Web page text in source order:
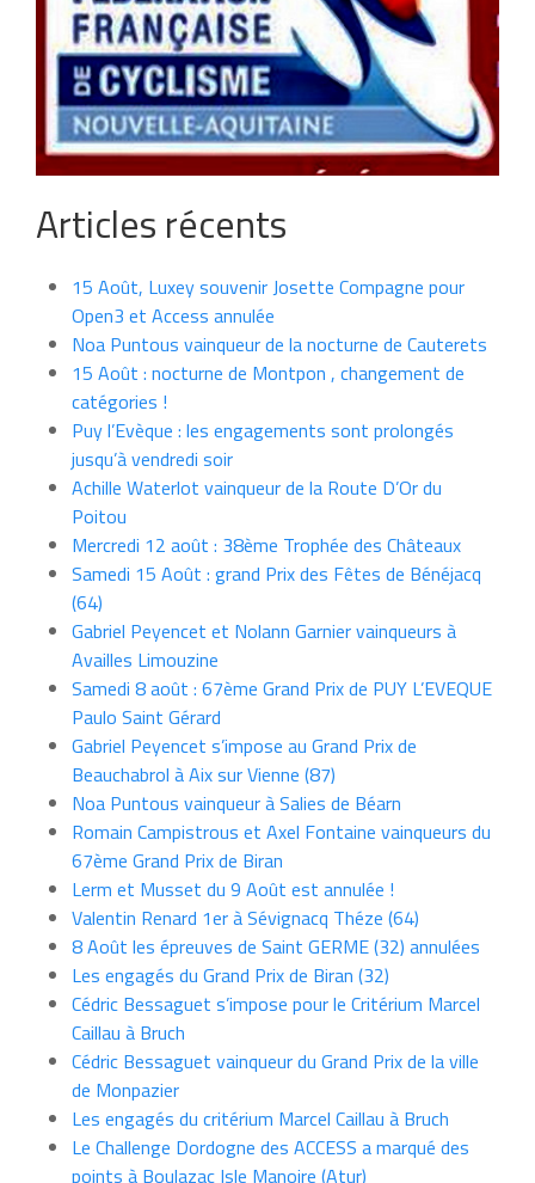
Articles récents
15 Août, Luxey souvenir Josette Compagne pour
Open3 et Access annulée
Noa Puntous vainqueur de la nocturne de Cauterets
15 Août : nocturne de Montpon , changement de
catégories !
Puy l’Evèque : les engagements sont prolongés
jusqu’à vendredi soir
Achille Waterlot vainqueur de la Route D’Or du
Poitou
Mercredi 12 août : 38ème Trophée des Châteaux
Samedi 15 Août : grand Prix des Fêtes de Bénéjacq
(64)
Gabriel Peyencet et Nolann Garnier vainqueurs à
Availles Limouzine
Samedi 8 août : 67ème Grand Prix de PUY L’EVEQUE
Paulo Saint Gérard
Gabriel Peyencet s’impose au Grand Prix de
Beauchabrol à Aix sur Vienne (87)
Noa Puntous vainqueur à Salies de Béarn
Romain Campistrous et Axel Fontaine vainqueurs du
67ème Grand Prix de Biran
Lerm et Musset du 9 Août est annulée !
Valentin Renard 1er à Sévignacq Théze (64)
8 Août les épreuves de Saint GERME (32) annulées
Les engagés du Grand Prix de Biran (32)
Cédric Bessaguet s’impose pour le Critérium Marcel
Caillau à Bruch
Cédric Bessaguet vainqueur du Grand Prix de la ville
de Monpazier
Les engagés du critérium Marcel Caillau à Bruch
Le Challenge Dordogne des ACCESS a marqué des
points à Boulazac Isle Manoire (Atur)